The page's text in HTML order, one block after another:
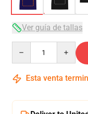
Ver guía de tallas
Esta venta